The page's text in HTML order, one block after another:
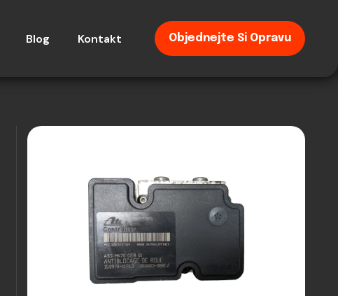
Blog Kontakt Objednejte Si Opravu